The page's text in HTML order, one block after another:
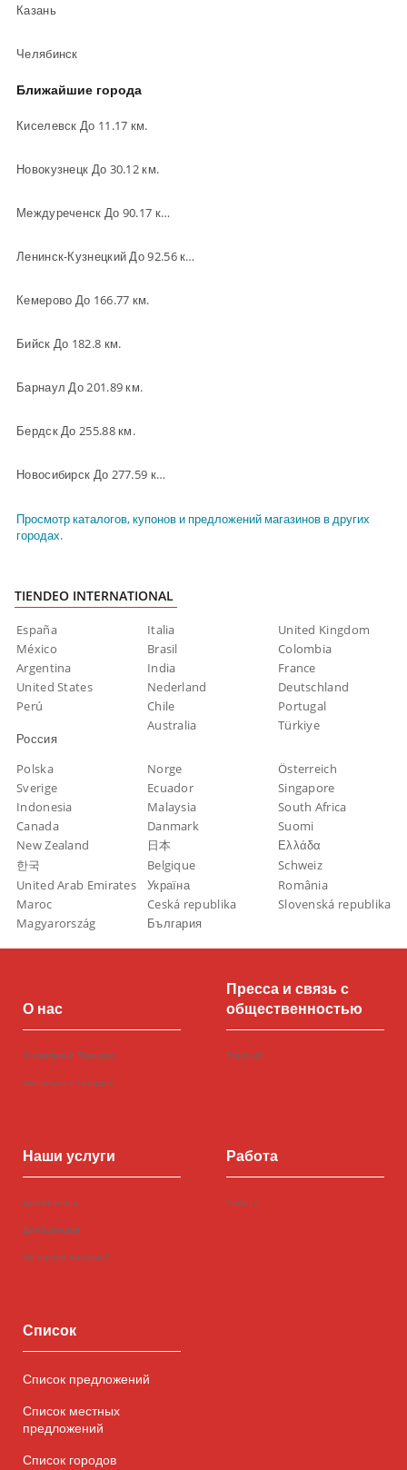
Казань
Челябинск
Ближайшие города
Киселевск До 11.17 км.
Новокузнецк До 30.12 км.
Междуреченск До 90.17 км.
Ленинск-Кузнецкий До 92.56 км.
Кемерово До 166.77 км.
Бийск До 182.8 км.
Барнаул До 201.89 км.
Бердск До 255.88 км.
Новосибирск До 277.59 км.
Просмотр каталогов, купонов и предложений магазинов в других
городах.
TIENDEO INTERNATIONAL
España Italia
United Kingdom
México
Brasil
Colombia
Argentina
India
France
United States
Nederland
Deutschland
Perú
Chile
Portugal
Россия
Australia Türkiye
Polska Norge
Österreich
Sverige
Ecuador
Singapore
Indonesia
Malaysia
South Africa
Canada
Danmark
Suomi
New Zealand
日本
Ελλάδα
한국
Belgique
Schweiz
United Arab Emirates
Україна
România
Maroc
Ceská republika
Slovenská republika
Magyarország
България
О нас
О компании Тиендео
Связаться с Тиендео
Пресса и связь с
общественностью
Press kit
Наши услуги
Для бизнеса
Для Брендов
Не нашли магазин?
Работа
Работа
Список
Список предложений
Список местных
предложений
Список городов